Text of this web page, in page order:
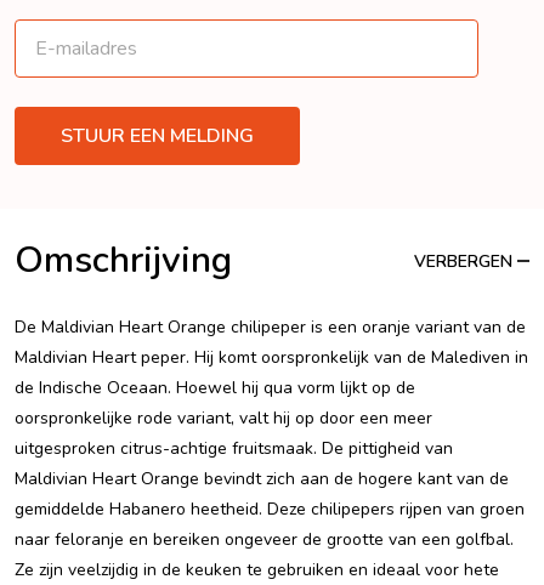
Omschrijving VERBERGEN
De Maldivian Heart Orange chilipeper is een oranje variant van de
Maldivian Heart peper. Hij komt oorspronkelijk van de Malediven in
de Indische Oceaan. Hoewel hij qua vorm lijkt op de
oorspronkelijke rode variant, valt hij op door een meer
uitgesproken citrus-achtige fruitsmaak. De pittigheid van
Maldivian Heart Orange bevindt zich aan de hogere kant van de
gemiddelde Habanero heetheid. Deze chilipepers rijpen van groen
naar feloranje en bereiken ongeveer de grootte van een golfbal.
Ze zijn veelzijdig in de keuken te gebruiken en ideaal voor hete